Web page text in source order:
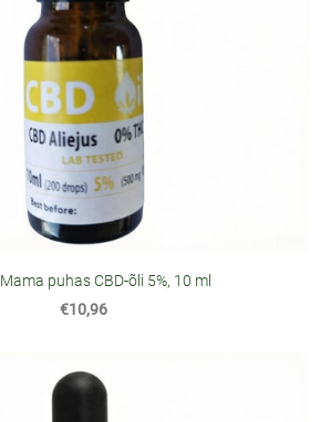
puhas CBD-õli 5%, 10 ml
€10,96